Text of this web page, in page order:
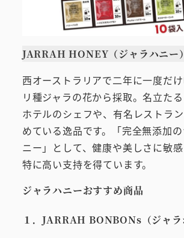
JARRAH HONEY（ジャラハニー）
西オーストラリアで二年に一度だ
リ種ジャラの花から採取。名立た
ホテルのシェフや、有名レストラ
めている逸品です。「完全無添加
ニー」として、健康や美しさに敏感
特に高い支持を得ています。
ジャラハニーおすすめ商品
１．JARRAH BONBONs（ジャラ